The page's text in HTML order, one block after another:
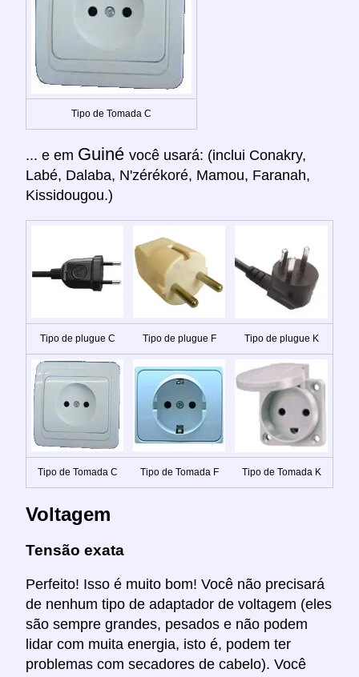
Tipo de Tomada C
... e em Guiné você usará: (inclui Conakry,
Labé, Dalaba, N'zérékoré, Mamou, Faranah,
Kissidougou.)
Tipo de plugue C Tipo de plugue F Tipo de plugue K
Tipo de Tomada C Tipo de Tomada F Tipo de Tomada K
Voltagem
Tensão exata
Perfeito! Isso é muito bom! Você não precisará
de nenhum tipo de adaptador de voltagem (eles
são sempre grandes, pesados e não podem
lidar com muita energia, isto é, podem ter
problemas com secadores de cabelo). Você